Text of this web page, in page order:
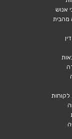
אנוש
מהבית
לקוחות